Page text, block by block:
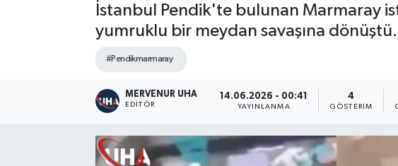
İstanbul Pendik'te bulunan Marmaray
yumruklu bir meydan savaşına dönüştü.
#Pendikmarmaray
MERVENUR UHA
EDITÖR
14.06.2026 - 00:41
YAYINLANMA
4
GÖSTERIM
Tüm Manşetler
Son Dakika Haberleri
Haber Arşivi